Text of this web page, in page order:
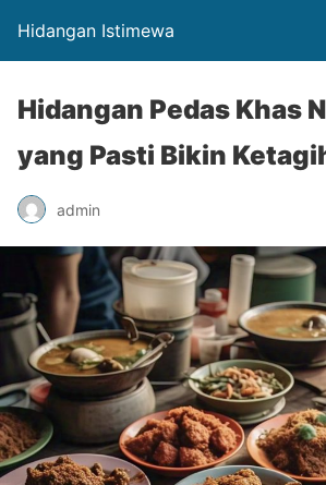
Hidangan Istimewa
Hidangan Pedas Khas
yang Pasti Bikin
admin